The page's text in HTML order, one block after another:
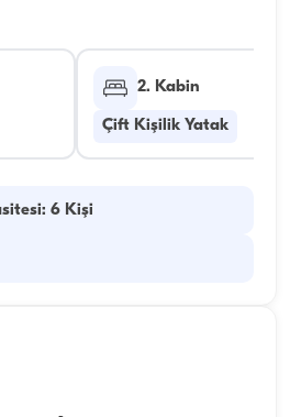
2. Kabin
Çift Kişilik Yatak
6 Kişi